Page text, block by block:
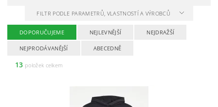
FILTR PODLE PARAMETRŮ, VLASTNOSTÍ A VÝROBCŮ
DOPORUČUJEME NEJLEVNĚJŠÍ NEJDRAŽŠÍ
NEJPRODÁVANĚJŠÍ ABECEDNĚ
13 položek celkem